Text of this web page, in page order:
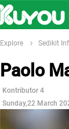
Explore Sedikit
Paolo
Kontributor 4
Sunday,22 March